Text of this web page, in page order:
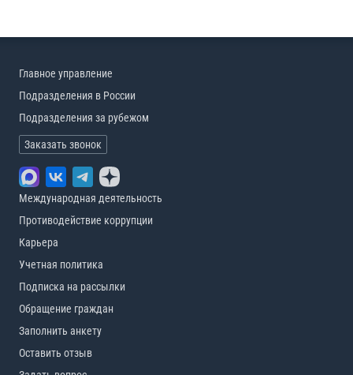
Главное управление
Подразделения в России
Подразделения за рубежом
Заказать звонок
Международная деятельность
Противодействие коррупции
Карьера
Учетная политика
Подписка на рассылки
Обращение граждан
Заполнить анкету
Оставить отзыв